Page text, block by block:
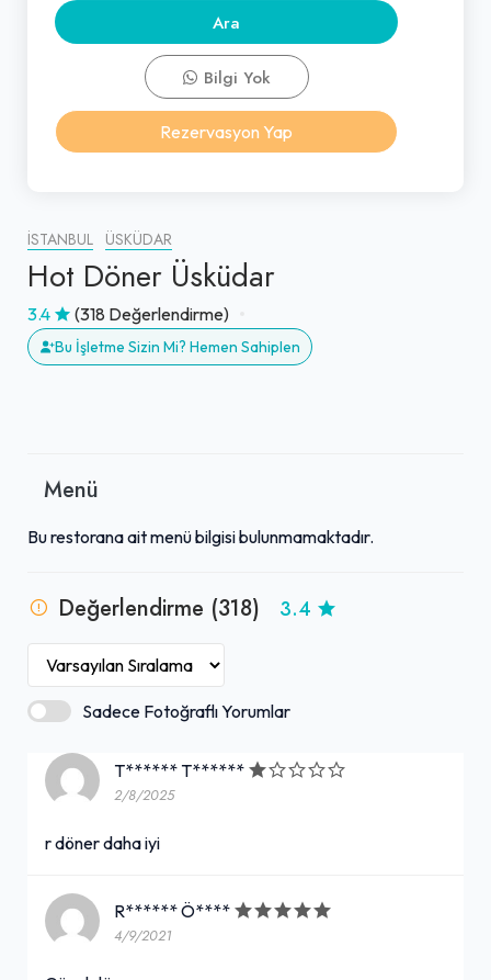
İSTANBUL ÜSKÜDAR
Hot Döner Üsküdar
3.4 (318 Değerlendirme)
Bu İşletme Sizin Mi? Hemen Sahiplen
Menü
Bu restorana ait menü bilgisi bulunmamaktadır.
Değerlendirme (318) 3.4
Sadece Fotoğraflı Yorumlar
T****** T******
2/8/2025
r döner daha iyi
R****** Ö****
4/9/2021
Ara
Bilgi Yok
Rezervasyon Yap